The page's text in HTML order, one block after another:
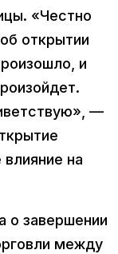
«Честно
открытии
и
—
на
о завершении
между